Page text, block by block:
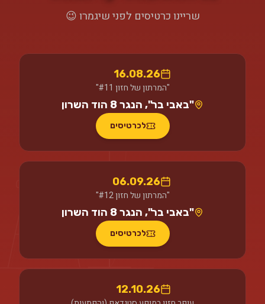
שריינו כרטיסים לפני שיגמרו 😉
16.08.26
"המרתון של חזון #11"
"באבי בר", הנגר 8 הוד השרון
לכרטיסים
06.09.26
"המרתון של חזון #12"
"באבי בר", הנגר 8 הוד השרון
לכרטיסים
12.10.26